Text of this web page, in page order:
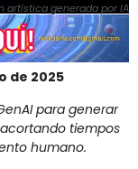
artística generada por IA
de 2025
para generar
tiempos
humano.